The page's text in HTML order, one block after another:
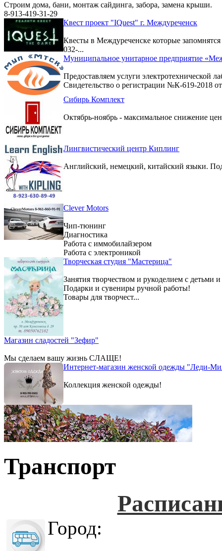
Строим дома, бани, монтаж сайдинга, забора, замена крыши.
8-913-419-31-29
Квест проект "IQuest" г. Междуреченск
Квесты в Междуреченске которые
032-...
Муниципальное унитарное предприятие
Предоставляем услуги электротехнической
Свидетельство о регистрации №К-619-2018 от
Сибирь Комплект
Октябрь-ноябрь - максимальное снижение
Лингвистический центр Киплинг
Английский, немецкий, китайский языки.
Clever Motors
Чип-тюнинг
Диагностика
Работа с иммобилайзером
Работа с электроникой
Творческая студия "Мастерица"
Занятия творчеством и рукоделием с детьми
Подарки и сувениры ручной работы!
Товары для творчест...
Магазин сладостей "Зефир"
Мы сделаем вашу жизнь СЛАЩЕ!
Интернет-магазин женской одежды "Леди-
Коллекция женской одежды!
Транспорт
Город: